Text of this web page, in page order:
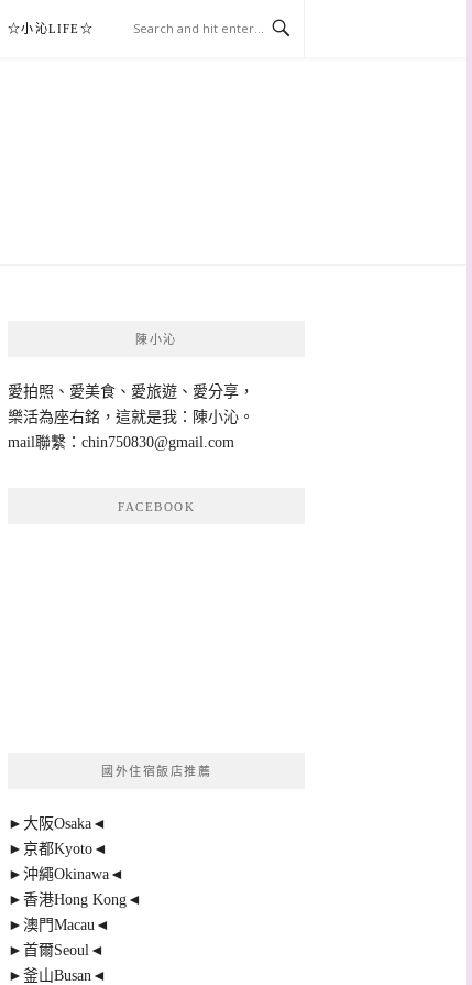
☆小沁LIFE☆
陳小沁
愛拍照、愛美食、愛旅遊、愛分享，
樂活為座右銘，這就是我：陳小沁。
mail聯繫： chin750830@gmail.com
FACEBOOK
國外住宿飯店推薦
►大阪Osaka◄
►京都Kyoto◄
►沖繩Okinawa◄
►香港Hong Kong◄
►澳門Macau◄
►首爾Seoul◄
►釜山Busan◄